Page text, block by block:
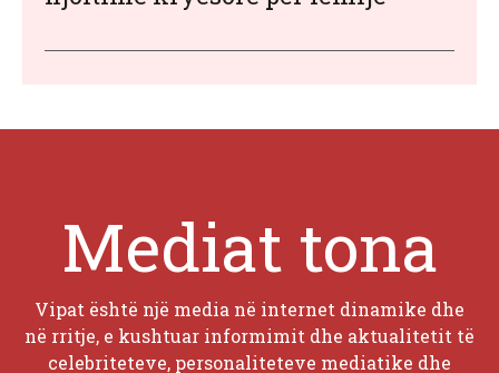
Mediat tona
Vipat është një media në internet dinamike dhe
në rritje, e kushtuar informimit dhe aktualitetit të
celebriteteve, personaliteteve mediatike dhe